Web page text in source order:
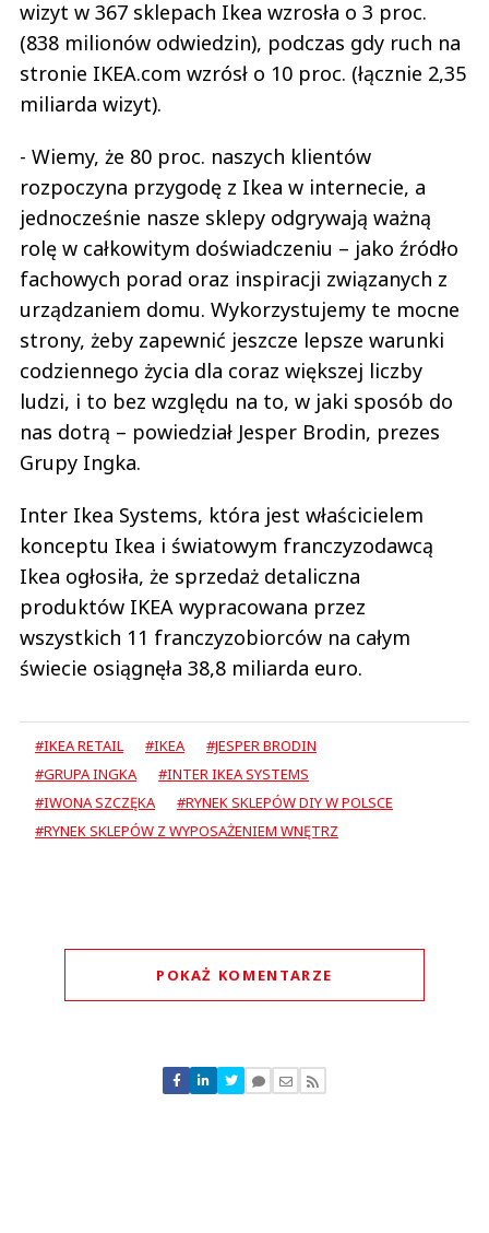
wizyt w 367 sklepach Ikea wzrosła o 3 proc.
(838 milionów odwiedzin), podczas gdy ruch na
stronie IKEA.com wzrósł o 10 proc. (łącznie 2,35
miliarda wizyt).
- Wiemy, że 80 proc. naszych klientów
rozpoczyna przygodę z Ikea w internecie, a
jednocześnie nasze sklepy odgrywają ważną
rolę w całkowitym doświadczeniu – jako źródło
fachowych porad oraz inspiracji związanych z
urządzaniem domu. Wykorzystujemy te mocne
strony, żeby zapewnić jeszcze lepsze warunki
codziennego życia dla coraz większej liczby
ludzi, i to bez względu na to, w jaki sposób do
nas dotrą – powiedział Jesper Brodin, prezes
Grupy Ingka.
Inter Ikea Systems, która jest właścicielem
konceptu Ikea i światowym franczyzodawcą
Ikea ogłosiła, że sprzedaż detaliczna
produktów IKEA wypracowana przez
wszystkich 11 franczyzobiorców na całym
świecie osiągnęła 38,8 miliarda euro.
#IKEA RETAIL #IKEA
#JESPER BRODIN
#GRUPA INGKA
#INTER IKEA SYSTEMS
#IWONA SZCZĘKA
#RYNEK SKLEPÓW DIY W POLSCE
#RYNEK SKLEPÓW Z WYPOSAŻENIEM WNĘTRZ
POKAŻ KOMENTARZE